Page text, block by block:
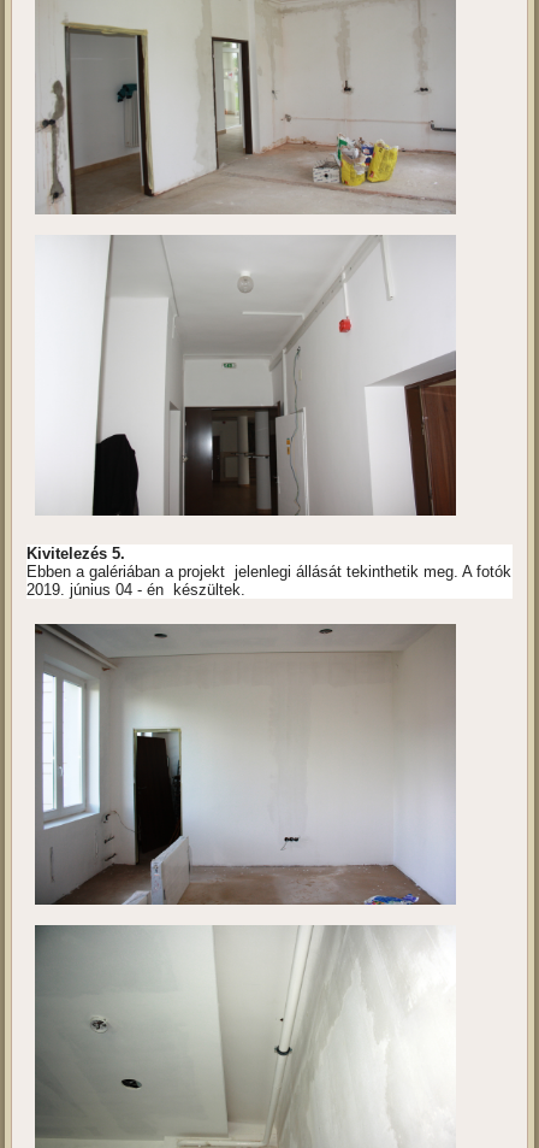
Kivitelezés 5.
Ebben a galériában a projekt jelenlegi állását tekinthetik meg. A fotók
2019. június 04 - én készültek.